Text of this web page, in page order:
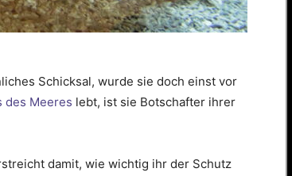
Schicksal, wurde sie doch einst vor
des Meeres lebt, ist sie Botschafter ihrer
damit, wie wichtig ihr der Schutz